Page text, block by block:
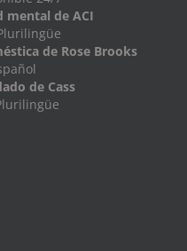
mental de ACI
de Rose Brooks
de Cass